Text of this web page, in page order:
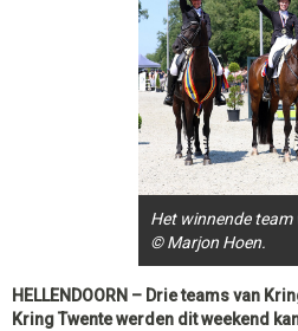
Het winnende team
© Marjon Hoen.
HELLENDOORN – Drie teams van
Kring Twente werden dit weekend